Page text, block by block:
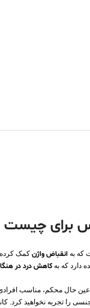
برای چیست
که به انقباض واژن کمک کرده
دارد که به کاهش درد در
عین حال محکم، مناسب
را تجربه نخواهید کرد.